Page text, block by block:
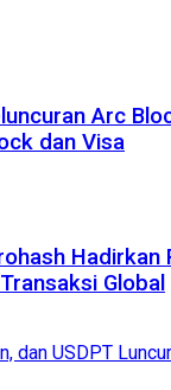
Arc
dan Visa
Hadirkan
Global